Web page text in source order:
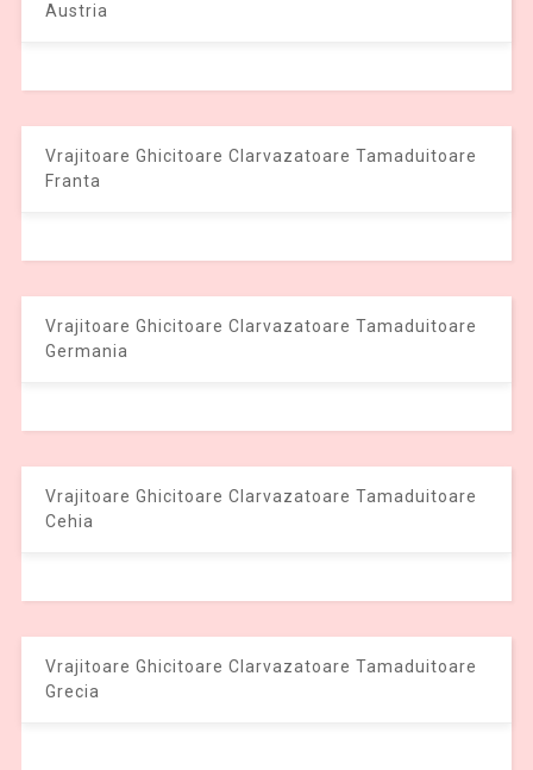
Austria
Vrajitoare Ghicitoare Clarvazatoare Tamaduitoare
Franta
Vrajitoare Ghicitoare Clarvazatoare Tamaduitoare
Germania
Vrajitoare Ghicitoare Clarvazatoare Tamaduitoare
Cehia
Vrajitoare Ghicitoare Clarvazatoare Tamaduitoare
Grecia